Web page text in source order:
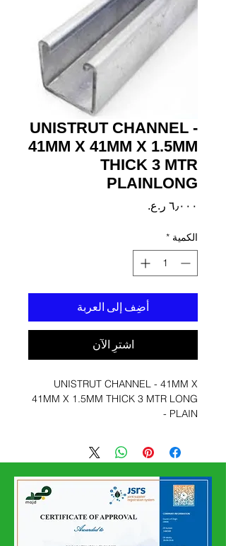
UNISTRUT CHANNEL -
41MM X 41MM X 1.5MM
THICK 3 MTR
PLAINLONG
الكمية *
أضِف إلى العربة
اشترِ الآن
UNISTRUT CHANNEL - 41MM X
41MM X 1.5MM THICK 3 MTR LONG
- PLAIN